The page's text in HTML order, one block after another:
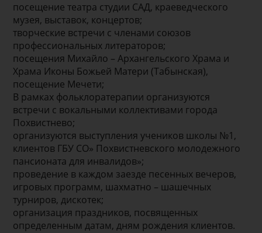
посещение театра студии САД, краеведческого
музея, выставок, концертов;
творческие встречи с членами союзов
профессиональных литераторов;
посещения Михайло – Архангельского Храма и
Храма Иконы Божьей Матери (Табынская),
посещение Мечети;
В рамках фольклоратерапии организуются
встречи с вокальными коллективами города
Похвистнево;
организуются выступления учеников школы №1,
клиентов ГБУ СО» Похвистневского молодежного
пансионата для инвалидов»;
проведение в каждом заезде песенных вечеров,
игровых программ, шахматно – шашечных
турниров, дискотек;
организация праздников, посвященных
определенным датам, дням рождения клиентов.